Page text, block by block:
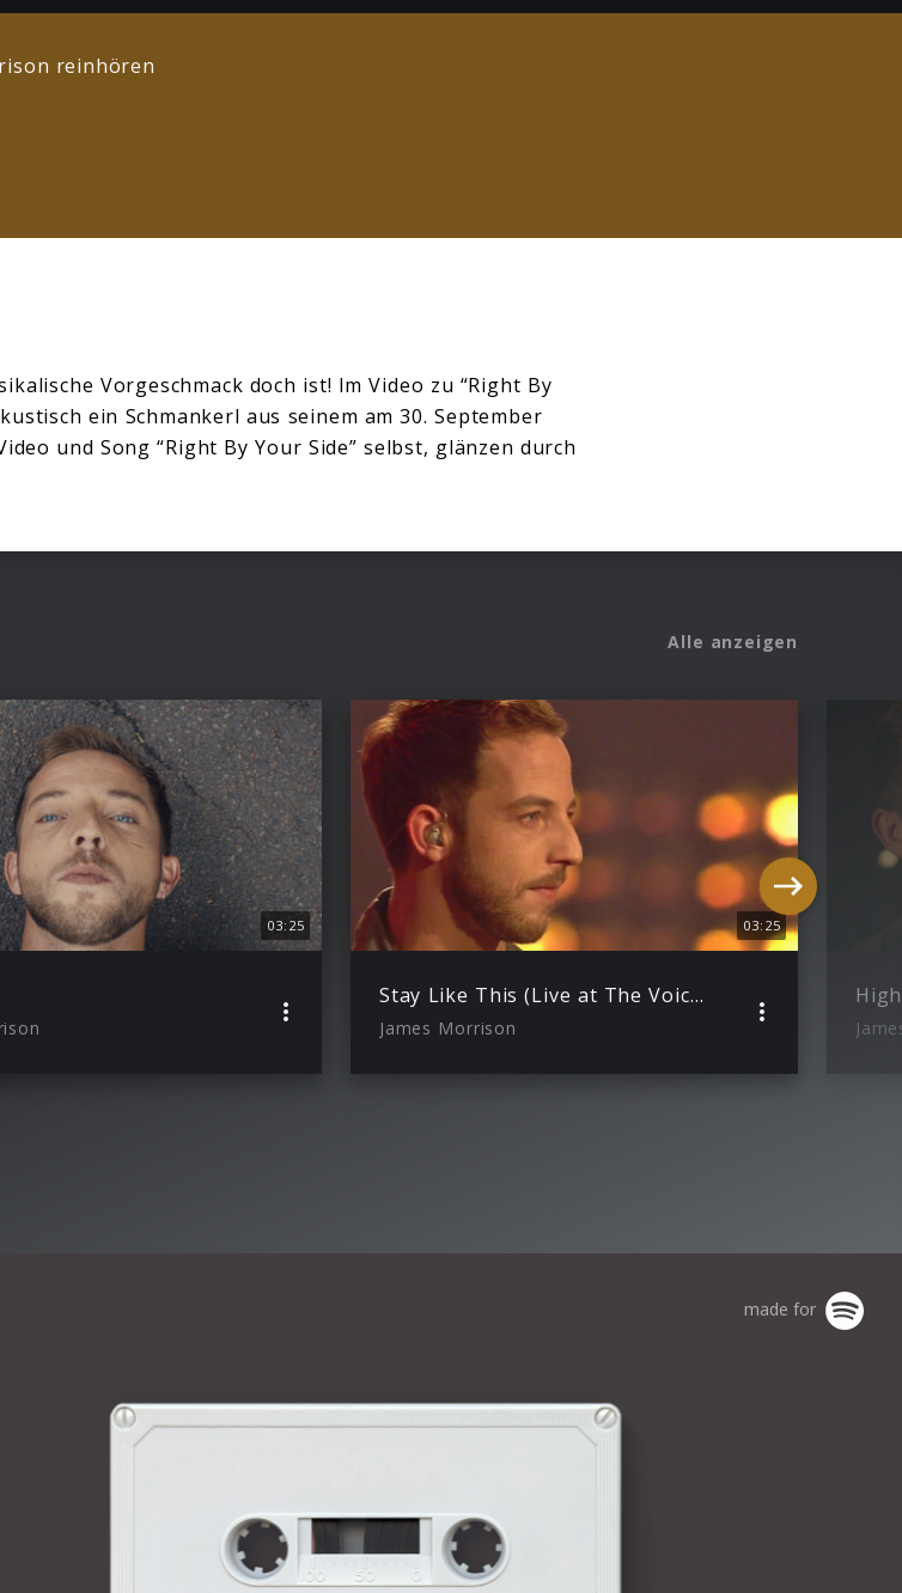
reinhören
Vorgeschmack doch ist! Im Video zu “Right By
ein Schmankerl aus seinem am 30. September
und Song “Right By Your Side” selbst, glänzen durch
Alle anzeigen
03:25 03:25
Stay Like This (Live at The Voice Of Germany)
James Morrison